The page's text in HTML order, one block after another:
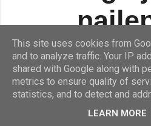
This site uses cookies from
and to analyze traffic. Your IP
shared with Google along with
metrics to ensure quality of
statistics, and to detect and
LEARN MORE